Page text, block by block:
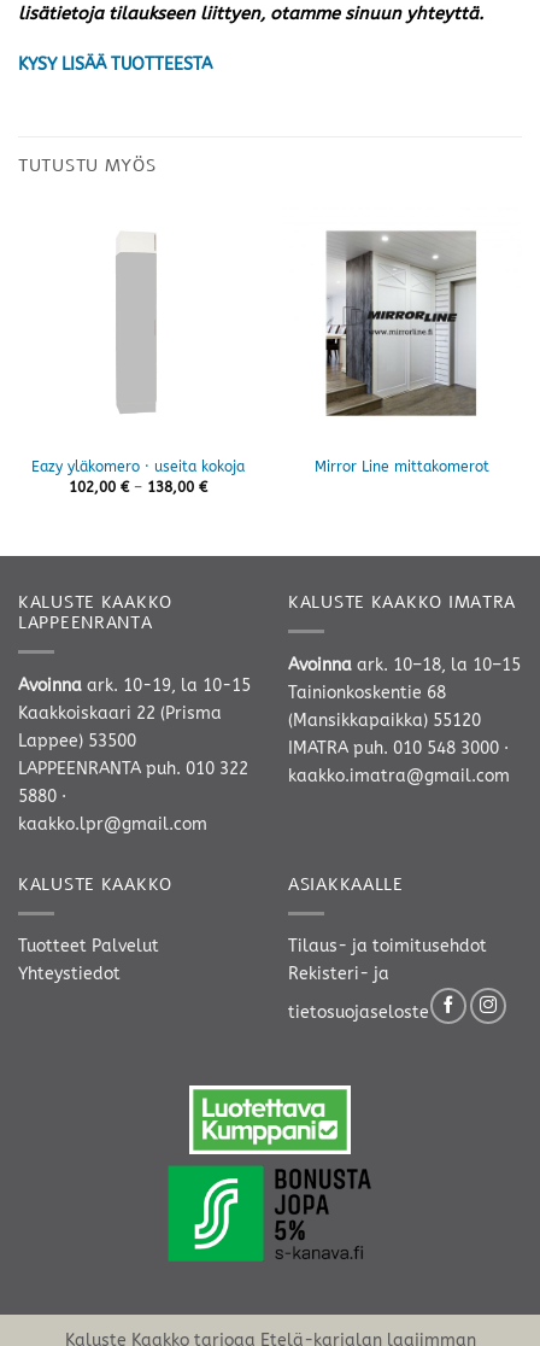
lisätietoja tilaukseen liittyen, otamme sinuun yhteyttä.
KYSY LISÄÄ TUOTTEESTA
TUTUSTU MYÖS
Eazy yläkomero · useita kokoja
102,00 € – 138,00 €Hintaluokka:
Mirror Line mittakomerot
KALUSTE KAAKKO
LAPPEENRANTA
Avoinna ark. 10-19, la 10-15
Kaakkoiskaari 22 (Prisma
Lappee) 53500
LAPPEENRANTA puh. 010 322
5880 ·
kaakko.lpr@gmail.com
KALUSTE KAAKKO IMATRA
Avoinna ark. 10–18, la 10–15
Tainionkoskentie 68
(Mansikkapaikka) 55120
IMATRA puh. 010 548 3000 ·
kaakko.imatra@gmail.com
KALUSTE KAAKKO
Tuotteet Palvelut
Yhteystiedot
ASIAKKAALLE
Tilaus- ja toimitusehdot
Rekisteri- ja
tietosuojaseloste
Kaluste Kaakko tarjoaa Etelä-karjalan laajimman